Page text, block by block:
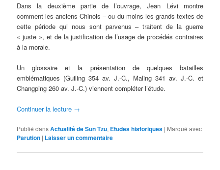
Dans la deuxième partie de l’ouvrage, Jean Lévi montre
comment les anciens Chinois – ou du moins les grands textes de
cette période qui nous sont parvenus – traitent de la guerre
« juste », et de la justification de l’usage de procédés contraires
à la morale.
Un glossaire et la présentation de quelques batailles
emblématiques (Guiling 354 av. J.-C., Maling 341 av. J.-C. et
Changping 260 av. J.-C.) viennent compléter l’étude.
Continuer la lecture →
Publié dansActualité de Sun Tzu, Etudes historiques | Marqué avec
Parution | Laisser un commentaire